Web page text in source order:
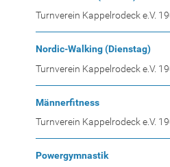
Turnverein Kappelrodeck e.V.
Nordic-Walking (Dienstag)
Turnverein Kappelrodeck e.V.
Männerfitness
Turnverein Kappelrodeck e.V.
Powergymnastik